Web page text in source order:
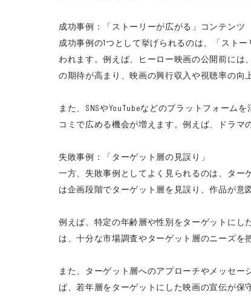
成功事例：「ストーリーが広がる」コンテンツ
成功事例の1つとして挙げられるのは、「スト
われます。例えば、ヒーロー映画の公開前に
の期待が高まり、映画の興行収入や視聴率の向
また、SNSやYouTubeなどのプラットフォーム
コミで広める機会が増えます。例えば、ドラマ
失敗事例：「ターゲット層の見誤り」
一方、失敗事例としてよく見られるのは、ター
は企画段階でターゲット層を見誤り、作品が意
例えば、特定の年齢層や性別をターゲットに
は、十分な市場調査やターゲット層のニーズを
また、ターゲット層へのアプローチやメッセ
ば、若年層をターゲットにした映画の宣伝が保